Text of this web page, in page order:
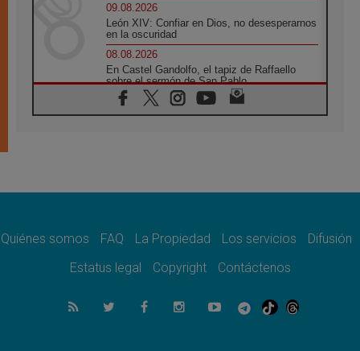
09.08.2026
León XIV: Confiar en Dios, no desesperarnos
en la oscuridad
08.08.2026
En Castel Gandolfo, el tapiz de Raffaello
sobre el sermón de San Pablo
08.08.2026
En Colombia, «la paz no se compra con una
08.08.2026
08.08.2026
del Buen Consejo de Genazzano
Filipinas: el Vicariato Apostólico de Calapán
se convierte en diócesis
Quiénes somos FAQ La Propiedad Los servicios
Difusión
Estatus legal
Copyright Contáctenos